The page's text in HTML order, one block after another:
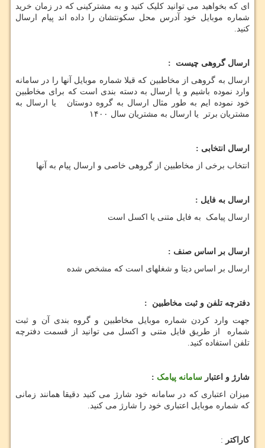
ای که بخواهید می توانید کلیک کنید و به مشترکینی که در زمان خرید
شماره موبایل خود آدرس محل سکونتشان را داده اند پیام ارسال
کنید.
ارسال گروهی چیست :
ارسال به گروهی از مخاطبین که قبلا شماره موبایل آنها را در سامانه
وارد نموده باشیم و یا ارسال به دسته بندی است که برای مخاطبین
خود نموده ایم به طور مثال ارسال به گروه دوستان یا ارسال به
مشتریان برتر یا ارسال به مشتریان سال ۱۴۰۰
ارسال انتخابی :
انتخاب برخی از مخاطبین از گروهی خاصی و ارسال پیام به آنها
ارسال به فایل :
ارسال پیامک به فایل متنی یا اکسل است
ارسال بر اساس صنف :
ارسال بر اساس دیتا و شغلهای است که مشخص شده
دفترچه تلفن و ثبت مخاطبین :
جهت وارد کردن شماره موبایل مخاطبین و گروه بندی آن و ثبت
شماره از طریق فایل متنی و اکسل می توانید از قسمت دفترچه
تلفن استفاده کنید.
شارژ و اعتبار سامانه پیامک :
میزان اعتباری که در سامانه خود شارژ می کنید دقیقا همانند زمانی
که شماره موبایل اعتباری خود را شارژ می کنید.
کاراکتر :